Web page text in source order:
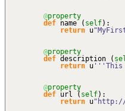
@property
def name ( self) :
return u
@property
def description (
return u
@property
def url ( self) :
return u"http://